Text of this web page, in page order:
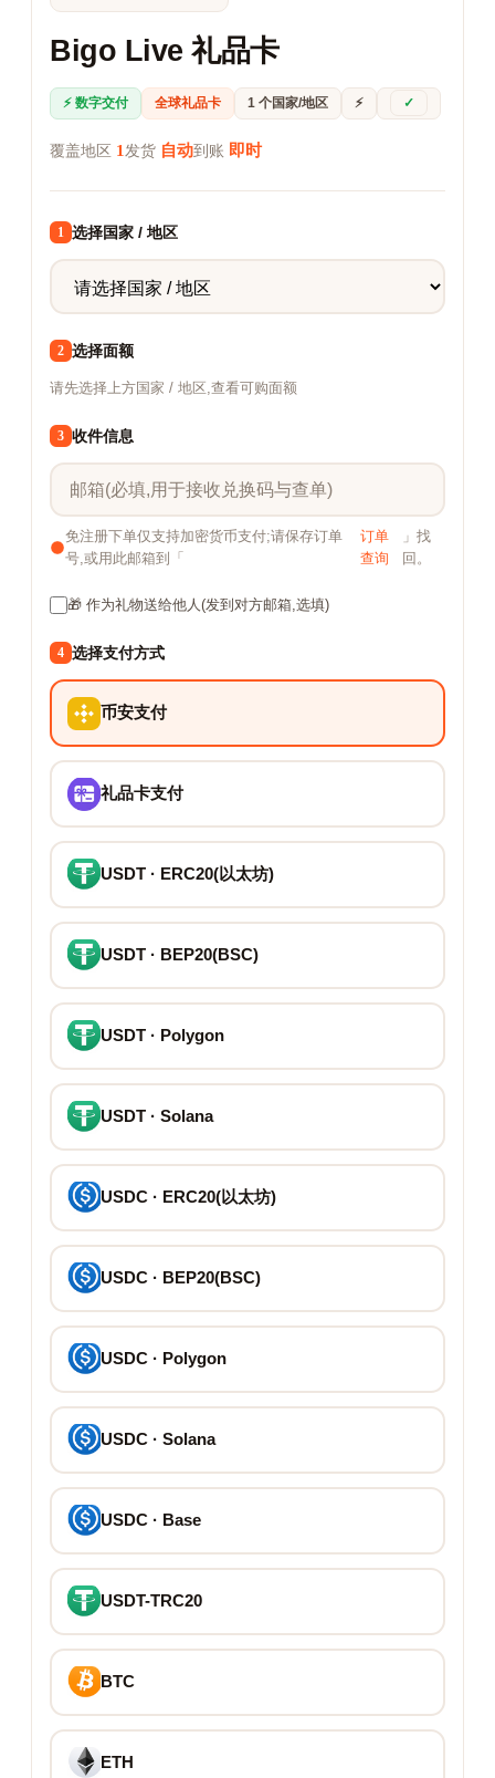
Bigo Live 礼品卡
⚡ 数字交付 全球礼品卡 1 个国家/地区 ⚡ ✓
覆盖地区 1 发货 自动到账 即时
1 选择国家 / 地区
2 选择面额
请先选择上方国家 / 地区,查看可购面额
3 收件信息
免注册下单仅支持加密货币支付;请保存订单
号,或用此邮箱到「
订单
查询
」找
回。
🎁 作为礼物送给他人(发到对方邮箱,选填)
4 选择支付方式
币安支付
礼品卡支付
USDT · ERC20(以太坊)
USDT · BEP20(BSC)
USDT · Polygon
USDT · Solana
USDC · ERC20(以太坊)
USDC · BEP20(BSC)
USDC · Polygon
USDC · Solana
USDC · Base
USDT-TRC20
BTC
ETH